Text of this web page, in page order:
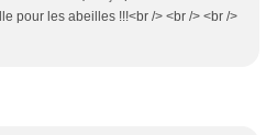
pour les abeilles !!!<br /> <br /> <br />